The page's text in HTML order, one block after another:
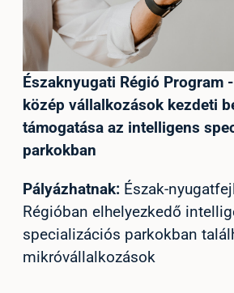
Északnyugati Régió Program
közép vállalkozások kezdeti
támogatása az intelligens
parkokban
Pályázhatnak: Észak-
Régióban elhelyezkedő
specializációs parkokban
mikróvállalkozások